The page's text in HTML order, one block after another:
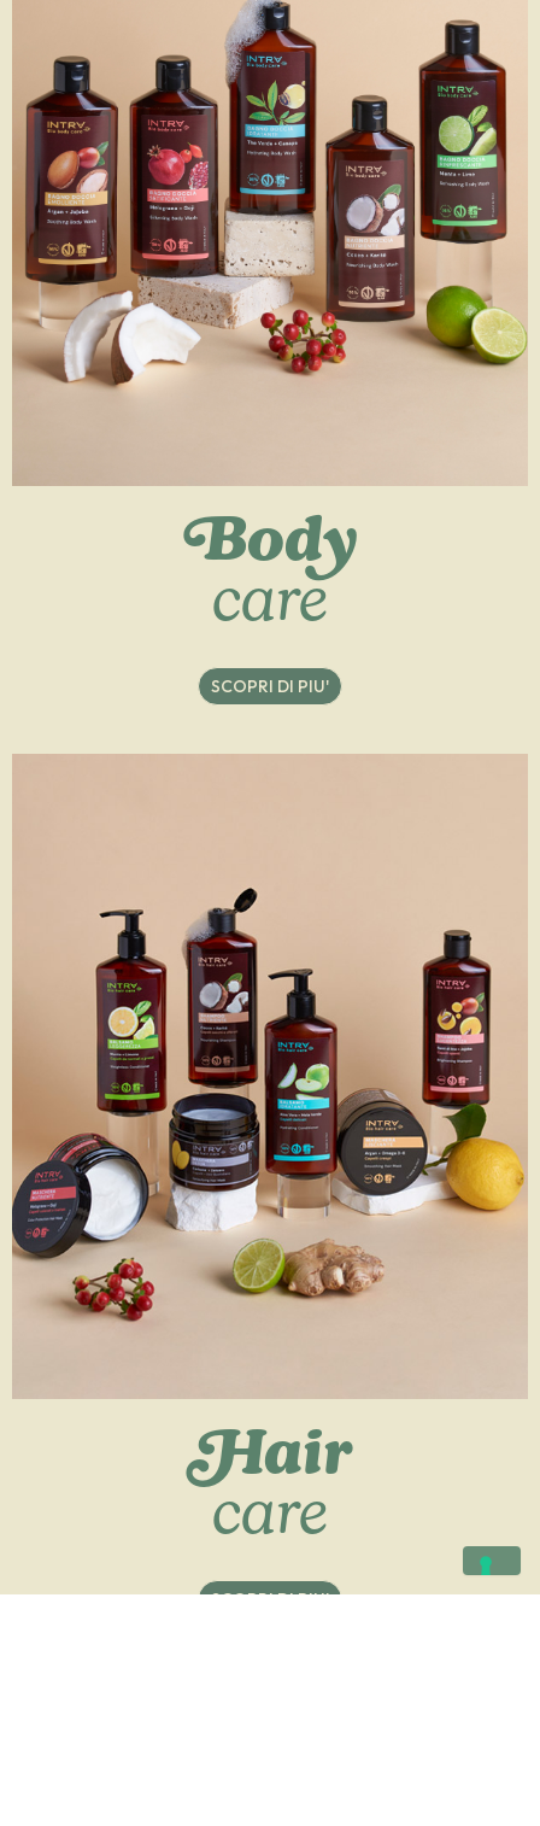
Body
care
SCOPRI DI PIU'
Hair
care
SCOPRI DI PIU'